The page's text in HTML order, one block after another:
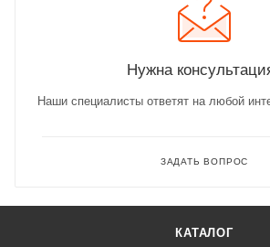
Нужна
Наши специалисты ответят на любой
ЗАДАТЬ ВОПРОС
КАТАЛОГ